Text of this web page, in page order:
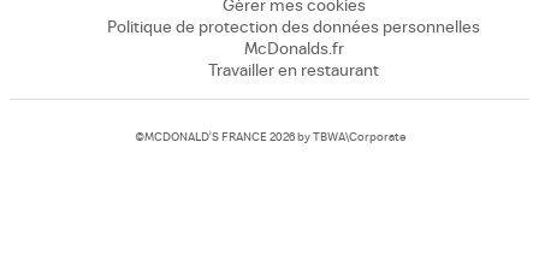
Gérer mes cookies
Politique de protection des données personnelles
McDonalds.fr
Travailler en restaurant
©MCDONALD’S FRANCE 2026 by TBWA\Corporate